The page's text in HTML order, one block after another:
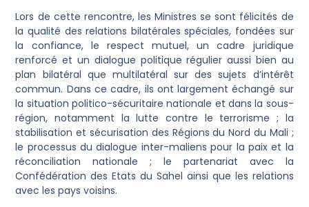
Lors de cette rencontre, les Ministres se sont félicités de
la qualité des relations bilatérales spéciales, fondées sur
la confiance, le respect mutuel, un cadre juridique
renforcé et un dialogue politique régulier aussi bien au
plan bilatéral que multilatéral sur des sujets d’intérêt
commun. Dans ce cadre, ils ont largement échangé sur
la situation politico-sécuritaire nationale et dans la sous-
région, notamment la lutte contre le terrorisme ; la
stabilisation et sécurisation des Régions du Nord du Mali ;
le processus du dialogue inter-maliens pour la paix et la
réconciliation nationale ; le partenariat avec la
Confédération des Etats du Sahel ainsi que les relations
avec les pays voisins.